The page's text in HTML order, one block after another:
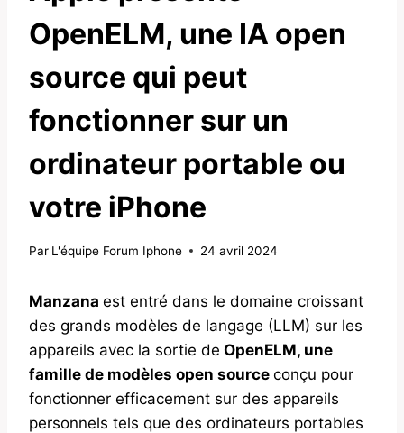
OpenELM, une IA open
source qui peut
fonctionner sur un
ordinateur portable ou
votre iPhone
Par L'équipe Forum Iphone 24 avril 2024
Manzana est entré dans le domaine croissant
des grands modèles de langage (LLM) sur les
appareils avec la sortie de OpenELM, une
famille de modèles open source conçu pour
fonctionner efficacement sur des appareils
personnels tels que des ordinateurs portables